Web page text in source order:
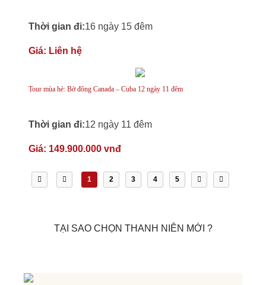
Thời gian đi:16 ngày 15 đêm
Giá: Liên hệ
Tour mùa hè: Bờ đông Canada – Cuba 12 ngày 11 đêm
Thời gian đi:12 ngày 11 đêm
Giá: 149.900.000 vnđ
1 2 3 4 5
TẠI SAO CHỌN THANH NIÊN MỚI ?